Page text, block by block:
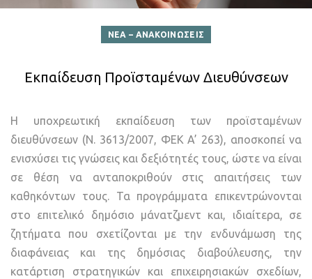
ΝΕΑ – ΑΝΑΚΟΙΝΩΣΕΙΣ
Εκπαίδευση Προϊσταμένων Διευθύνσεων
Η υποχρεωτική εκπαίδευση των προϊσταμένων
διευθύνσεων (Ν. 3613/2007, ΦΕΚ A’ 263), αποσκοπεί να
ενισχύσει τις γνώσεις και δεξιότητές τους, ώστε να είναι
σε θέση να ανταποκριθούν στις απαιτήσεις των
καθηκόντων τους. Τα προγράμματα επικεντρώνονται
στο επιτελικό δημόσιο μάνατζμεντ και, ιδιαίτερα, σε
ζητήματα που σχετίζονται με την ενδυνάμωση της
διαφάνειας και της δημόσιας διαβούλευσης, την
κατάρτιση στρατηγικών και επιχειρησιακών σχεδίων,